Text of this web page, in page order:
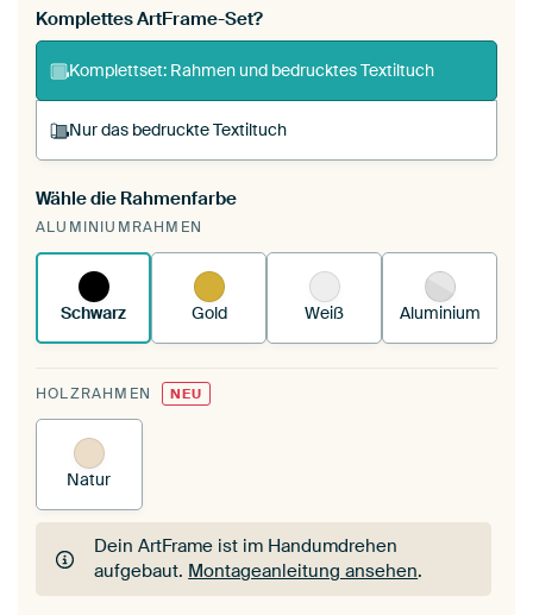
Komplettes ArtFrame-Set?
Komplettset: Rahmen und bedrucktes Textiltuch
Nur das bedruckte Textiltuch
Du spannst einen wechselbaren Textiltuch in
deinen vorhandenen ArtFrame™.
funktioniert es.
Wähle die Rahmenfarbe
ALUMINIUMRAHMEN
Schwarz Gold Weiß Aluminium
HOLZRAHMEN NEU
Natur
Dein ArtFrame ist im Handumdrehen
aufgebaut. Montageanleitung ansehen.